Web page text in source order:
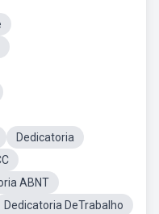
Dedicatoria
ABNT
Dedicatoria DeTrabalho